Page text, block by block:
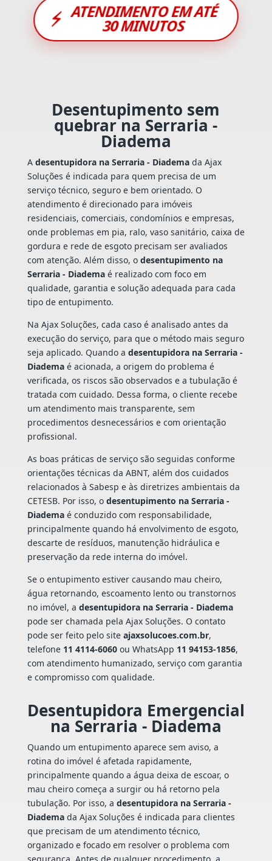
⚡ ATENDIMENTO EM ATÉ
30 MINUTOS
Desentupimento sem
quebrar na Serraria -
Diadema
A desentupidora na Serraria - Diademada Ajax
Soluções é indicada para quem precisa de um
serviço técnico, seguro e bem orientado. O
atendimento é direcionado para imóveis
residenciais, comerciais, condomínios e empresas,
onde problemas em pia, ralo, vaso sanitário, caixa de
gordura e rede de esgoto precisam ser avaliados
com atenção. Além disso, o desentupimento na
Serraria - Diademaé realizado com foco em
qualidade, garantia e solução adequada para cada
tipo de entupimento.
Na Ajax Soluções, cada caso é analisado antes da
execução do serviço, para que o método mais seguro
seja aplicado. Quando a desentupidora na Serraria -
Diademaé acionada, a origem do problema é
verificada, os riscos são observados e a tubulação é
tratada com cuidado. Dessa forma, o cliente recebe
um atendimento mais transparente, sem
procedimentos desnecessários e com orientação
profissional.
As boas práticas de serviço são seguidas conforme
orientações técnicas da ABNT, além dos cuidados
relacionados à Sabesp e às diretrizes ambientais da
CETESB. Por isso, o desentupimento na Serraria -
Diademaé conduzido com responsabilidade,
principalmente quando há envolvimento de esgoto,
descarte de resíduos, manutenção hidráulica e
preservação da rede interna do imóvel.
Se o entupimento estiver causando mau cheiro,
água retornando, escoamento lento ou transtornos
no imóvel, a desentupidora na Serraria - Diadema
pode ser chamada pela Ajax Soluções. O contato
pode ser feito pelo site ajaxsolucoes.com.br,
telefone 11 4114-6060ou WhatsApp 11 94153-1856,
com atendimento humanizado, serviço com garantia
e compromisso com qualidade.
Desentupidora Emergencial
na Serraria - Diadema
Quando um entupimento aparece sem aviso, a
rotina do imóvel é afetada rapidamente,
principalmente quando a água deixa de escoar, o
mau cheiro começa a surgir ou há retorno pela
tubulação. Por isso, a desentupidora na Serraria -
Diademada Ajax Soluções é indicada para clientes
que precisam de um atendimento técnico,
organizado e focado em resolver o problema com
segurança. Antes de qualquer procedimento, a